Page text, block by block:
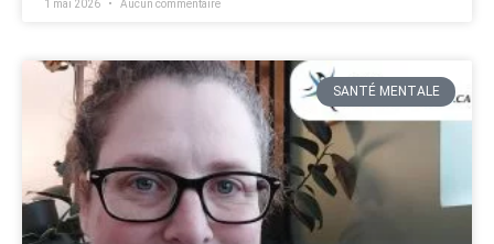
1 mai 2026 Aucun commentaire
SANTÉ MENTALE